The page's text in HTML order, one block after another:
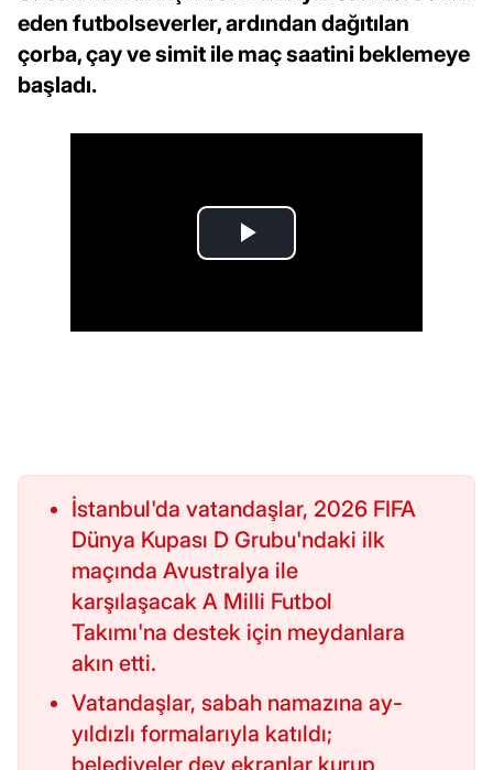
eden futbolseverler, ardından dağıtılan
çorba, çay ve simit ile maç saatini beklemeye
başladı.
İstanbul'da vatandaşlar, 2026 FIFA
Dünya Kupası D Grubu'ndaki ilk
maçında Avustralya ile
karşılaşacak A Milli Futbol
Takımı'na destek için meydanlara
akın etti.
Vatandaşlar, sabah namazına ay-
yıldızlı formalarıyla katıldı;